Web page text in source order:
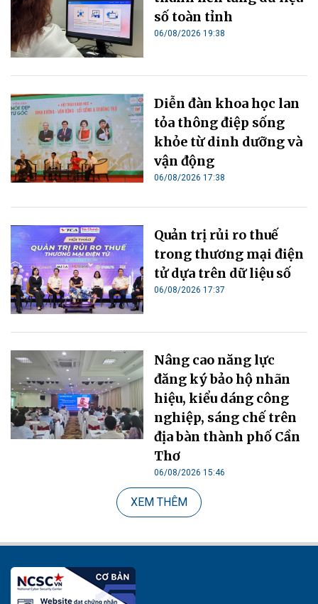
số toàn tỉnh
06/08/2026 19:38
Diễn đàn khoa học lan
tỏa thông điệp sống
khỏe từ dinh dưỡng và
vận động
06/08/2026 17:38
Quản trị rủi ro thuế
trong thương mại điện
tử dựa trên dữ liệu số
06/08/2026 17:37
Nâng cao năng lực
đăng ký bảo hộ nhãn
hiệu, kiểu dáng công
nghiệp, sáng chế trên
địa bàn thành phố Cần
Thơ
06/08/2026 15:46
XEM THÊM